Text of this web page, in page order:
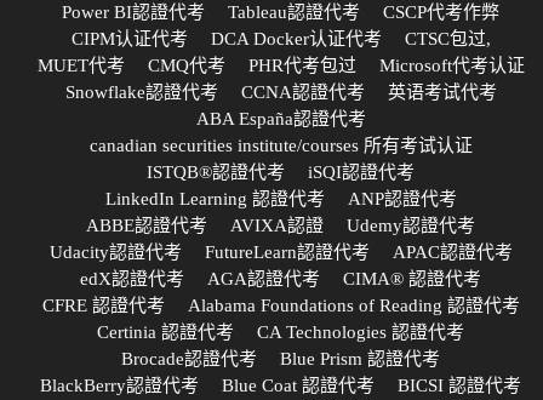
Power BI認證代考
Tableau認證代考
CSCP代考作弊
CIPM认证代考
DCA Docker认证代考
CTSC包过,
MUET代考
CMQ代考 PHR代考包过
Microsoft代考认证
Snowflake認證代考
CCNA認證代考
英语考试代考
ABA España認證代考
canadian securities institute/courses 所有考试认证
ISTQB®認證代考
iSQI認證代考
LinkedIn Learning 認證代考
ANP認證代考
ABBE認證代考
AVIXA認證
Udemy認證代考
Udacity認證代考
FutureLearn認證代考
APAC認證代考
edX認證代考
AGA認證代考
CIMA® 認證代考
CFRE 認證代考
Alabama Foundations of Reading 認證代考
Certinia 認證代考
CA Technologies 認證代考
Brocade認證代考
Blue Prism 認證代考
BlackBerry認證代考
Blue Coat 認證代考
BICSI 認證代考